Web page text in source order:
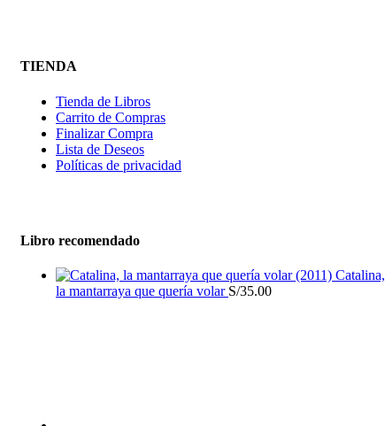
TIENDA
Tienda de Libros
Carrito de Compras
Finalizar Compra
Lista de Deseos
Políticas de privacidad
Libro recomendado
Catalina,
la mantarraya que quería volar S/35.00